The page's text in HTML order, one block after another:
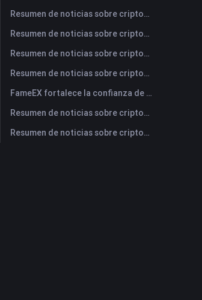
Resumen de noticias sobre criptomonedas de FameEX de hoy | 3 de agosto de 2026
Resumen de noticias sobre criptomonedas de FameEX de hoy | 31 de julio de 2026
Resumen de noticias sobre criptomonedas de FameEX de hoy | 30 de julio de 2026
Resumen de noticias sobre criptomonedas de FameEX de hoy | 29 de julio de 2026
FameEX fortalece la confianza de los usuarios a través de ocho años de operaciones estables y crecimiento global
Resumen de noticias sobre criptomonedas de FameEX de hoy | 28 de julio de 2026
Resumen de noticias sobre criptomonedas de FameEX de hoy | 27 de julio de 2026